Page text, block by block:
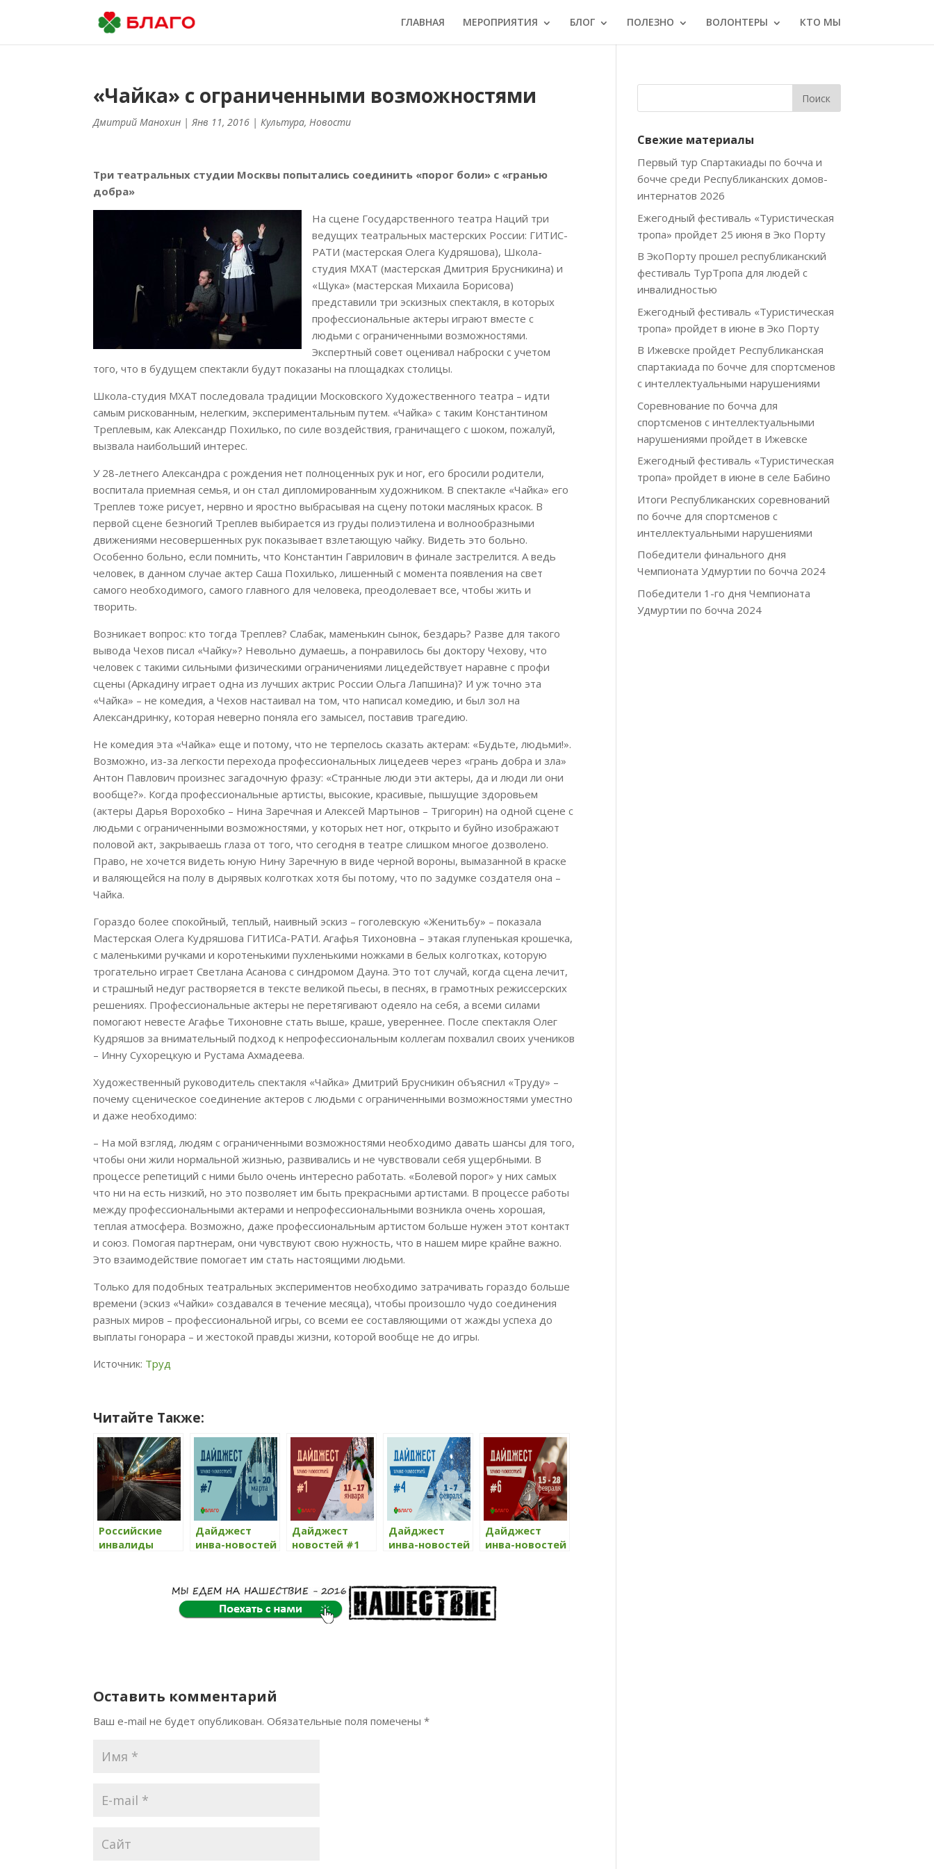
ГЛАВНАЯ МЕРОПРИЯТИЯ БЛОГ ПОЛЕЗНО ВОЛОНТЕРЫ КТО МЫ
«Чайка» с ограниченными возможностями
Дмитрий Манохин | Янв 11, 2016 |Культура,Новости
Три театральных студии Москвы попытались соединить «порог боли» с «гранью
добра»
На сцене Государственного театра Наций три
ведущих театральных мастерских России: ГИТИС-
РАТИ (мастерская Олега Кудряшова), Школа-
студия МХАТ (мастерская Дмитрия Брусникина) и
«Щука» (мастерская Михаила Борисова)
представили три эскизных спектакля, в которых
профессиональные актеры играют вместе с
людьми с ограниченными возможностями.
Экспертный совет оценивал наброски с учетом
того, что в будущем спектакли будут показаны на площадках столицы.
Школа-студия МХАТ последовала традиции Московского Художественного театра – идти
самым рискованным, нелегким, экспериментальным путем. «Чайка» с таким Константином
Треплевым, как Александр Похилько, по силе воздействия, граничащего с шоком, пожалуй,
вызвала наибольший интерес.
У 28-летнего Александра с рождения нет полноценных рук и ног, его бросили родители,
воспитала приемная семья, и он стал дипломированным художником. В спектакле «Чайка» его
Треплев тоже рисует, нервно и яростно выбрасывая на сцену потоки масляных красок. В
первой сцене безногий Треплев выбирается из груды полиэтилена и волнообразными
движениями несовершенных рук показывает взлетающую чайку. Видеть это больно.
Особенно больно, если помнить, что Константин Гаврилович в финале застрелится. А ведь
человек, в данном случае актер Саша Похилько, лишенный с момента появления на свет
самого необходимого, самого главного для человека, преодолевает все, чтобы жить и
творить.
Возникает вопрос: кто тогда Треплев? Слабак, маменькин сынок, бездарь? Разве для такого
вывода Чехов писал «Чайку»? Невольно думаешь, а понравилось бы доктору Чехову, что
человек с такими сильными физическими ограничениями лицедействует наравне с профи
сцены (Аркадину играет одна из лучших актрис России Ольга Лапшина)? И уж точно эта
«Чайка» – не комедия, а Чехов настаивал на том, что написал комедию, и был зол на
Александринку, которая неверно поняла его замысел, поставив трагедию.
Не комедия эта «Чайка» еще и потому, что не терпелось сказать актерам: «Будьте, людьми!».
Возможно, из-за легкости перехода профессиональных лицедеев через «грань добра и зла»
Антон Павлович произнес загадочную фразу: «Странные люди эти актеры, да и люди ли они
вообще?». Когда профессиональные артисты, высокие, красивые, пышущие здоровьем
(актеры Дарья Ворохобко – Нина Заречная и Алексей Мартынов – Тригорин) на одной сцене с
людьми с ограниченными возможностями, у которых нет ног, открыто и буйно изображают
половой акт, закрываешь глаза от того, что сегодня в театре слишком многое дозволено.
Право, не хочется видеть юную Нину Заречную в виде черной вороны, вымазанной в краске
и валяющейся на полу в дырявых колготках хотя бы потому, что по задумке создателя она –
Чайка.
Гораздо более спокойный, теплый, наивный эскиз – гоголевскую «Женитьбу» – показала
Мастерская Олега Кудряшова ГИТИСа-РАТИ. Агафья Тихоновна – этакая глупенькая крошечка,
с маленькими ручками и коротенькими пухленькими ножками в белых колготках, которую
трогательно играет Светлана Асанова с синдромом Дауна. Это тот случай, когда сцена лечит,
и страшный недуг растворяется в тексте великой пьесы, в песнях, в грамотных режиссерских
решениях. Профессиональные актеры не перетягивают одеяло на себя, а всеми силами
помогают невесте Агафье Тихоновне стать выше, краше, увереннее. После спектакля Олег
Кудряшов за внимательный подход к непрофессиональным коллегам похвалил своих учеников
– Инну Сухорецкую и Рустама Ахмадеева.
Художественный руководитель спектакля «Чайка» Дмитрий Брусникин объяснил «Труду» –
почему сценическое соединение актеров с людьми с ограниченными возможностями уместно
и даже необходимо:
– На мой взгляд, людям с ограниченными возможностями необходимо давать шансы для того,
чтобы они жили нормальной жизнью, развивались и не чувствовали себя ущербными. В
процессе репетиций с ними было очень интересно работать. «Болевой порог» у них самых
что ни на есть низкий, но это позволяет им быть прекрасными артистами. В процессе работы
между профессиональными актерами и непрофессиональными возникла очень хорошая,
теплая атмосфера. Возможно, даже профессиональным артистом больше нужен этот контакт
и союз. Помогая партнерам, они чувствуют свою нужность, что в нашем мире крайне важно.
Это взаимодействие помогает им стать настоящими людьми.
Только для подобных театральных экспериментов необходимо затрачивать гораздо больше
времени (эскиз «Чайки» создавался в течение месяца), чтобы произошло чудо соединения
разных миров – профессиональной игры, со всеми ее составляющими от жажды успеха до
выплаты гонорара – и жестокой правды жизни, которой вообще не до игры.
Источник: Труд
Читайте Также:
Российские
инвалиды
Дайджест
инва-новостей
Дайджест
новостей #1
Дайджест
инва-новостей
Дайджест
инва-новостей
Оставить комментарий
Ваш e-mail не будет опубликован. Обязательные поля помечены*
Свежие материалы
Первый тур Спартакиады по бочча и
бочче среди Республиканских домов-
интернатов 2026
Ежегодный фестиваль «Туристическая
тропа» пройдет 25 июня в Эко Порту
В ЭкоПорту прошел республиканский
фестиваль ТурТропа для людей с
инвалидностью
Ежегодный фестиваль «Туристическая
тропа» пройдет в июне в Эко Порту
В Ижевске пройдет Республиканская
спартакиада по бочче для спортсменов
с интеллектуальными нарушениями
Соревнование по бочча для
спортсменов с интеллектуальными
нарушениями пройдет в Ижевске
Ежегодный фестиваль «Туристическая
тропа» пройдет в июне в селе Бабино
Итоги Республиканских соревнований
по бочче для спортсменов с
интеллектуальными нарушениями
Победители финального дня
Чемпионата Удмуртии по бочча 2024
Победители 1-го дня Чемпионата
Удмуртии по бочча 2024